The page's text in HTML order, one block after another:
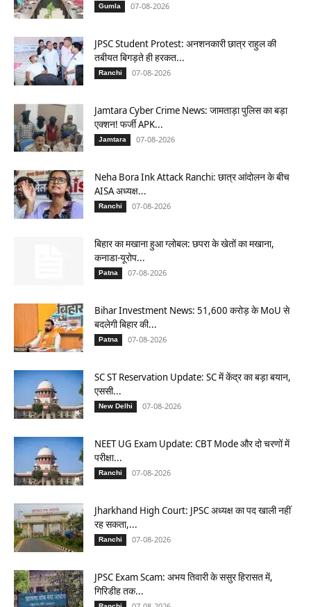
Gumla 07-08-2026
JPSC Student Protest: अनशनकारी छात्र राहुल की
तबीयत बिगड़ते ही हरकत...
Ranchi 07-08-2026
Jamtara Cyber Crime News: जामताड़ा पुलिस का बड़ा
एक्शन! फर्जी APK...
Jamtara 07-08-2026
Neha Bora Ink Attack Ranchi: छात्र आंदोलन के बीच
AISA अध्यक्ष...
Ranchi 07-08-2026
बिहार का मखाना हुआ ग्लोबल: छपरा के खेतों का मखाना,
कनाडा-यूरोप...
Patna 07-08-2026
Bihar Investment News: 51,600 करोड़ के MoU से
बदलेगी बिहार की...
Patna 07-08-2026
SC ST Reservation Update: SC में केंद्र का बड़ा बयान,
एससी...
New Delhi 07-08-2026
NEET UG Exam Update: CBT Mode और दो चरणों में
परीक्षा...
Ranchi 07-08-2026
Jharkhand High Court: JPSC अध्यक्ष का पद खाली नहीं
रह सकता,...
Ranchi 07-08-2026
JPSC Exam Scam: अभय तिवारी के ससुर हिरासत में,
गिरिडीह तक...